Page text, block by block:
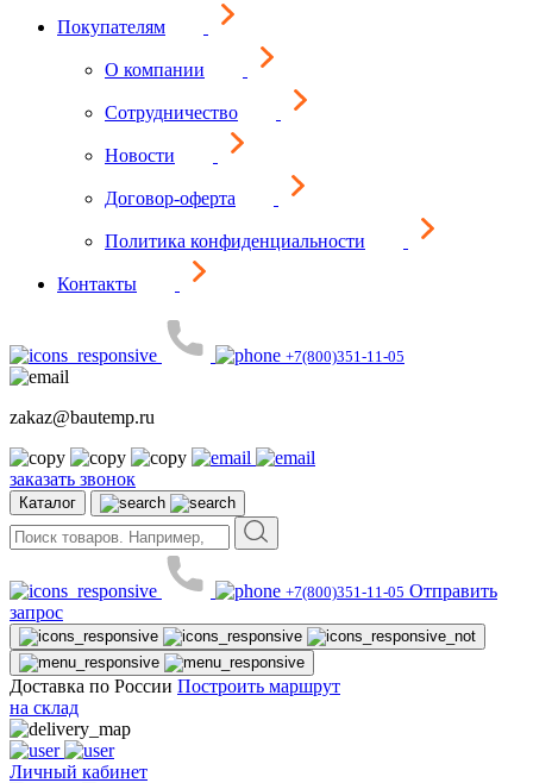
Покупателям
О компании
Сотрудничество
Новости
Договор-оферта
Политика конфиденциальности
Контакты
+7(800)351-11-05
zakaz@bautemp.ru
заказать звонок
Каталог
+7(800)351-11-05 Отправить
запрос
Доставка по России Построить маршрут
на склад
Личный кабинет